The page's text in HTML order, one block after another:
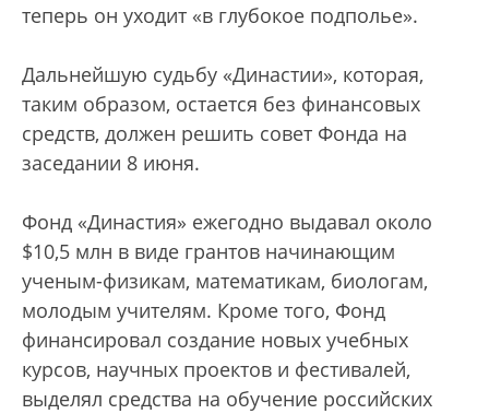
теперь он уходит «в глубокое подполье».
Дальнейшую судьбу «Династии», которая,
таким образом, остается без финансовых
средств, должен решить совет Фонда на
заседании 8 июня.
Фонд «Династия» ежегодно выдавал около
$10,5 млн в виде грантов начинающим
ученым-физикам, математикам, биологам,
молодым учителям. Кроме того, Фонд
финансировал создание новых учебных
курсов, научных проектов и фестивалей,
выделял средства на обучение российских